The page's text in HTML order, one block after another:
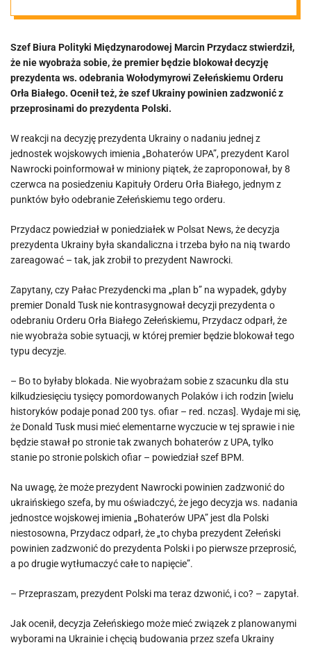
orderu
Zełeńskiemu.
Unika jednak
możliwości
realnych reakcji
wobec Ukrainy
Szef Biura Polityki Międzynarodowej Marcin Przydacz stwierdził,
że nie wyobraża sobie, że premier będzie blokował decyzję
prezydenta ws. odebrania Wołodymyrowi Zełeńskiemu Orderu
Orła Białego. Ocenił też, że szef Ukrainy powinien zadzwonić z
przeprosinami do prezydenta Polski.
W reakcji na decyzję prezydenta Ukrainy o nadaniu jednej z
jednostek wojskowych imienia „Bohaterów UPA”, prezydent Karol
Nawrocki poinformował w miniony piątek, że zaproponował, by 8
czerwca na posiedzeniu Kapituły Orderu Orła Białego, jednym z
punktów było odebranie Zełeńskiemu tego orderu.
Przydacz powiedział w poniedziałek w Polsat News, że decyzja
prezydenta Ukrainy była skandaliczna i trzeba było na nią twardo
zareagować – tak, jak zrobił to prezydent Nawrocki.
Zapytany, czy Pałac Prezydencki ma „plan b” na wypadek, gdyby
premier Donald Tusk nie kontrasygnował decyzji prezydenta o
odebraniu Orderu Orła Białego Zełeńskiemu, Przydacz odparł, że
nie wyobraża sobie sytuacji, w której premier będzie blokował tego
typu decyzje.
– Bo to byłaby blokada. Nie wyobrażam sobie z szacunku dla stu
kilkudziesięciu tysięcy pomordowanych Polaków i ich rodzin [wielu
historyków podaje ponad 200 tys. ofiar – red. nczas]. Wydaje mi się,
że Donald Tusk musi mieć elementarne wyczucie w tej sprawie i nie
będzie stawał po stronie tak zwanych bohaterów z UPA, tylko
stanie po stronie polskich ofiar – powiedział szef BPM.
Na uwagę, że może prezydent Nawrocki powinien zadzwonić do
ukraińskiego szefa, by mu oświadczyć, że jego decyzja ws. nadania
jednostce wojskowej imienia „Bohaterów UPA” jest dla Polski
niestosowna, Przydacz odparł, że „to chyba prezydent Zełeński
powinien zadzwonić do prezydenta Polski i po pierwsze przeprosić,
a po drugie wytłumaczyć całe to napięcie”.
– Przepraszam, prezydent Polski ma teraz dzwonić, i co? – zapytał.
Jak ocenił, decyzja Zełeńskiego może mieć związek z planowanymi
wyborami na Ukrainie i chęcią budowania przez szefa Ukrainy